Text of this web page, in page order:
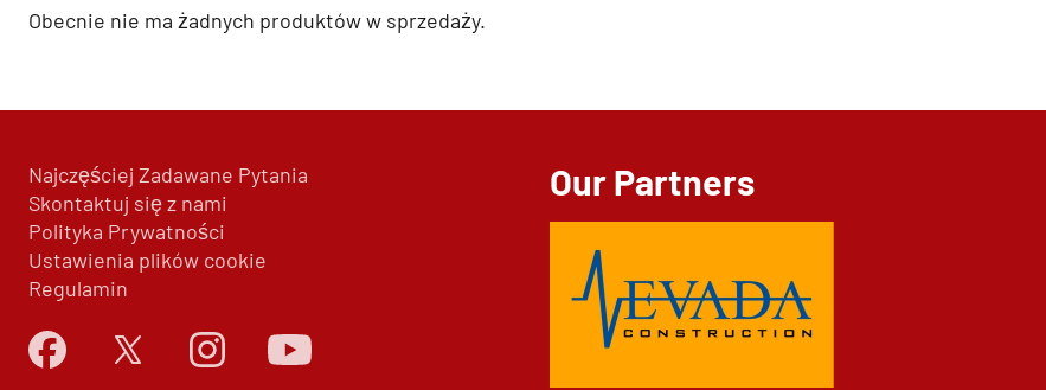
Obecnie nie ma żadnych produktów w sprzedaży.
Najczęściej Zadawane Pytania
Skontaktuj się z nami
Polityka Prywatności
Ustawienia plików cookie
Regulamin
Our Partners